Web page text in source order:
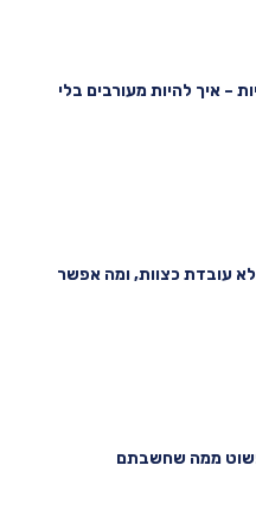
– איך להיות מעורבים בלי
עובדת כצוות, ומה אפשר
פשוט ממה שחשבתם